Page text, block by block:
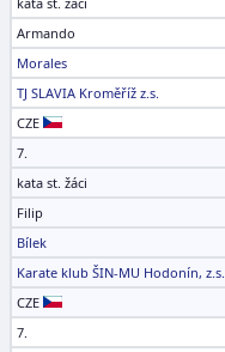
Armando
Morales
TJ SLAVIA Kroměříž z.s.
CZE
7.
kata st. žáci
Filip
Bílek
Karate klub ŠIN-MU Hodonín, z.s.
CZE
7.